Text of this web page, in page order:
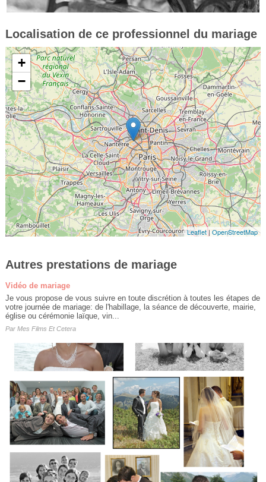
Localisation de ce professionnel du mariage
+
−
Leaflet|OpenStreetMap
Autres prestations de mariage
Vidéo de mariage
Je vous propose de vous suivre en toute discrétion à toutes les étapes de
votre journée de mariage: de l'habillage, la séance de découverte, mairie,
église ou cérémonie laïque, vin...
Par Mes Films Et Cetera